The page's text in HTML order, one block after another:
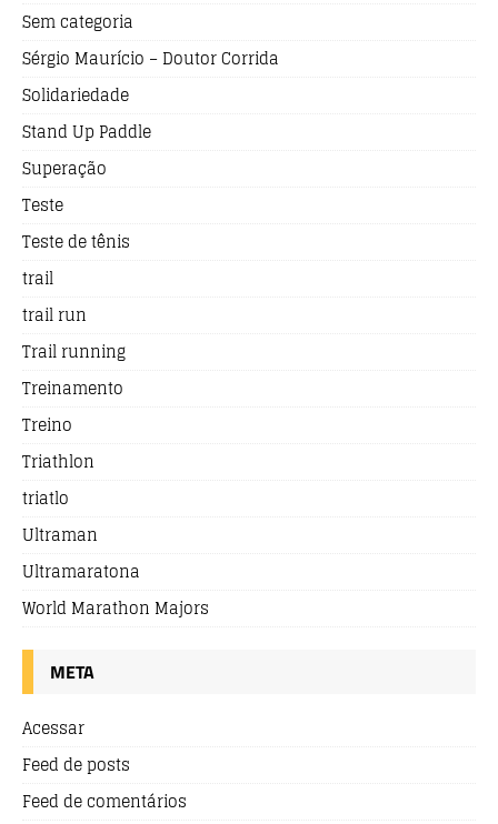
Sem categoria
Sérgio Maurício – Doutor Corrida
Solidariedade
Stand Up Paddle
Superação
Teste
Teste de tênis
trail
trail run
Trail running
Treinamento
Treino
Triathlon
triatlo
Ultraman
Ultramaratona
World Marathon Majors
META
Acessar
Feed de posts
Feed de comentários